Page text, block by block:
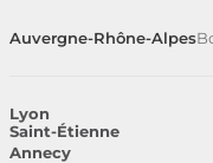
Auvergne-Rhône-Alpes
Lyon
Saint-Étienne
Annecy